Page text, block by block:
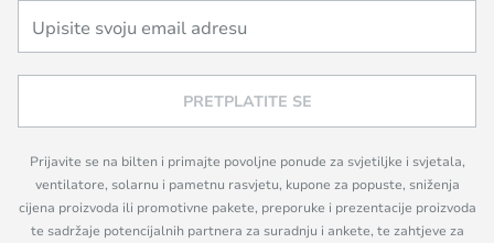
PRETPLATITE SE
Prijavite se na bilten i primajte povoljne ponude za svjetiljke i svjetala,
ventilatore, solarnu i pametnu rasvjetu, kupone za popuste, sniženja
cijena proizvoda ili promotivne pakete, preporuke i prezentacije proizvoda
te sadržaje potencijalnih partnera za suradnju i ankete, te zahtjeve za